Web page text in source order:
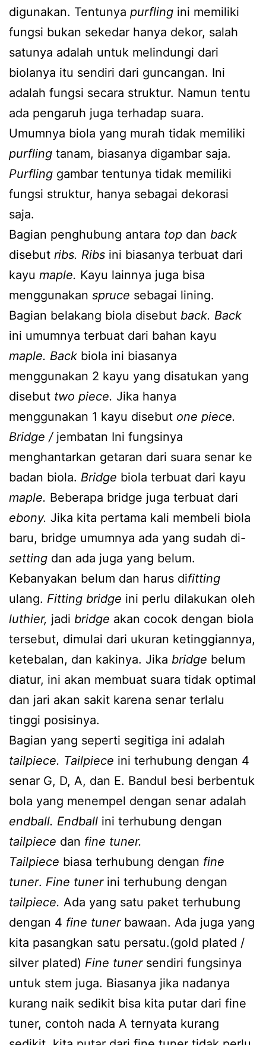
digunakan. Tentunya purfling ini memiliki
fungsi bukan sekedar hanya dekor, salah
satunya adalah untuk melindungi dari
biolanya itu sendiri dari guncangan. Ini
adalah fungsi secara struktur. Namun tentu
ada pengaruh juga terhadap suara.
Umumnya biola yang murah tidak memiliki
purfling tanam, biasanya digambar saja.
Purfling gambar tentunya tidak memiliki
fungsi struktur, hanya sebagai dekorasi
saja.
Bagian penghubung antara top dan back
disebut ribs. Ribs ini biasanya terbuat dari
kayu maple. Kayu lainnya juga bisa
menggunakan spruce sebagai lining.
Bagian belakang biola disebut back. Back
ini umumnya terbuat dari bahan kayu
maple. Back biola ini biasanya
menggunakan 2 kayu yang disatukan yang
disebut two piece. Jika hanya
menggunakan 1 kayu disebut one piece.
Bridge / jembatan Ini fungsinya
menghantarkan getaran dari suara senar ke
badan biola. Bridge biola terbuat dari kayu
maple. Beberapa bridge juga terbuat dari
ebony. Jika kita pertama kali membeli biola
baru, bridge umumnya ada yang sudah di-
setting dan ada juga yang belum.
Kebanyakan belum dan harus difitting
ulang. Fitting bridge ini perlu dilakukan oleh
luthier, jadi bridge akan cocok dengan biola
tersebut, dimulai dari ukuran ketinggiannya,
ketebalan, dan kakinya. Jika bridge belum
diatur, ini akan membuat suara tidak optimal
dan jari akan sakit karena senar terlalu
tinggi posisinya.
Bagian yang seperti segitiga ini adalah
tailpiece. Tailpiece ini terhubung dengan 4
senar G, D, A, dan E. Bandul besi berbentuk
bola yang menempel dengan senar adalah
endball. Endball ini terhubung dengan
tailpiece dan fine tuner.
Tailpiece biasa terhubung dengan fine
tuner. Fine tuner ini terhubung dengan
tailpiece. Ada yang satu paket terhubung
dengan 4 fine tunerbawaan. Ada juga yang
kita pasangkan satu persatu.(gold plated /
silver plated) Fine tunersendiri fungsinya
untuk stem juga. Biasanya jika nadanya
kurang naik sedikit bisa kita putar dari fine
tuner, contoh nada A ternyata kurang